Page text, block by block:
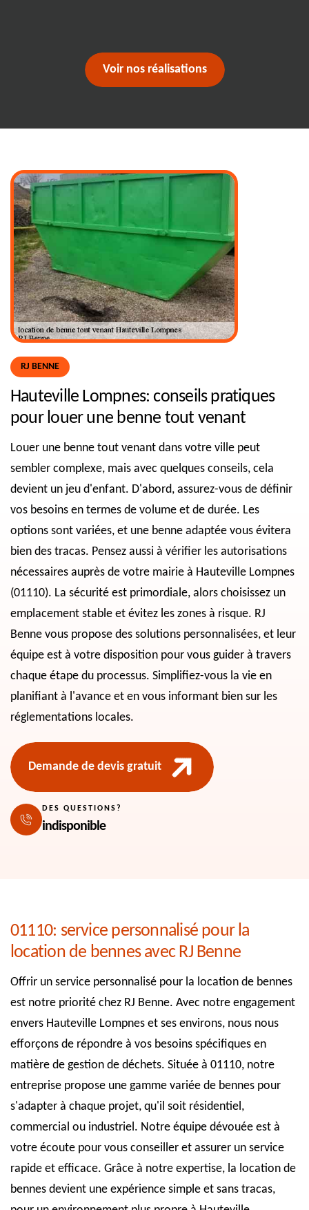
Voir nos réalisations
RJ BENNE
Hauteville Lompnes: conseils pratiques
pour louer une benne tout venant
Louer une benne tout venant dans votre ville peut
sembler complexe, mais avec quelques conseils, cela
devient un jeu d'enfant. D'abord, assurez-vous de définir
vos besoins en termes de volume et de durée. Les
options sont variées, et une benne adaptée vous évitera
bien des tracas. Pensez aussi à vérifier les autorisations
nécessaires auprès de votre mairie à Hauteville Lompnes
(01110). La sécurité est primordiale, alors choisissez un
emplacement stable et évitez les zones à risque. RJ
Benne vous propose des solutions personnalisées, et leur
équipe est à votre disposition pour vous guider à travers
chaque étape du processus. Simplifiez-vous la vie en
planifiant à l'avance et en vous informant bien sur les
réglementations locales.
Demande de devis gratuit
DES QUESTIONS?
indisponible
01110: service personnalisé pour la
location de bennes avec RJ Benne
Offrir un service personnalisé pour la location de bennes
est notre priorité chez RJ Benne. Avec notre engagement
envers Hauteville Lompnes et ses environs, nous nous
efforçons de répondre à vos besoins spécifiques en
matière de gestion de déchets. Située à 01110, notre
entreprise propose une gamme variée de bennes pour
s'adapter à chaque projet, qu'il soit résidentiel,
commercial ou industriel. Notre équipe dévouée est à
votre écoute pour vous conseiller et assurer un service
rapide et efficace. Grâce à notre expertise, la location de
bennes devient une expérience simple et sans tracas,